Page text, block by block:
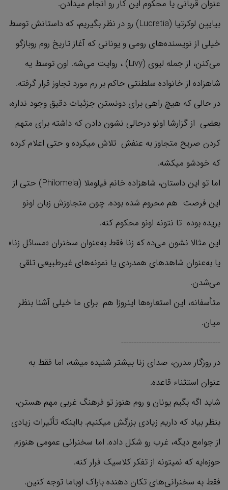
عنوان قربانی یا محکوم این کار رو انجام میدادن.
بیایین لوکرتیا (Lucretia) رو در نظر بگیریم، که داستانش توسط
خیلی از نویسنده‌های رومی و یونانی که آغاز تاریخ روم روبازگو
می‌کنن، از جمله لیوی (Livy) ، روایت می‌شه. اون توسط یه
شاهزاده از خانواده سلطنتی حاکم بر رم مورد تجاوز قرار گرفته.
در حالی که هیچ راهی برای دونستن جزئیات دقیق وجود نداره،
بعضی از گزارشا اونو درحالی نشون دادن که داشته برای متهم
کردن صریح متجاوز به عنفش تلاش میکرده و حتی اعلام کرده
که خودشو میکشه.
اما تو این داستان، شاهزاده خانم فیلوملا (Philomela) حتی از
این فرصت هم محروم شده بوده. چون متجاوزش زبان اونو
بریده بوده تا نتونه اونو محکوم کنه.
این مثالا نشون می‌ده که زنا فقط به‌عنوان سخنران «مسائل زنا»
یا به‌عنوان شاهدهای همدردی یا نمونه‌های غیرطبیعی تلقی
می‌شدن.
متأسفانه، این استعاره‌ها اینروزا هم برای ما خیلی آشنا بنظر
میان.
---------------------------------------
در روزگار مدرن‌، صدای زنا بیشتر شنیده میشه، اما فقط به
عنوان استثناء قاعده.
شاید اگه بگیم یونان و روم هنوز تو فرهنگ غربی مهم هستن،
بنظر بیاد که داریم زیادی بزرگش میکنیم. بااینکه تأثیرات زیادی
از جوامع دیگه، غرب رو شکل داده. اما سخنرانی عمومی هنوزم
حوزه‌ایه که نمیتونه از تفکر کلاسیک فرار کنه.
فقط به سخنرانی‌های تکان دهنده باراک اوباما توجه کنین.